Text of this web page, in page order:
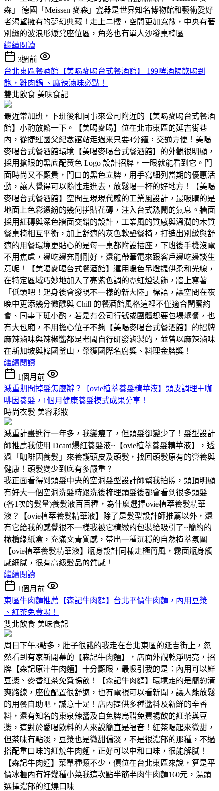
森」 德國「Meissen 麥森」瓷器是世界知名博物館和藝術愛好
者渴望擁有的夢幻典藏！走上二樓，空間更加寬敞，中央有著
別緻的波浪形矮凳座位區，角落也有單人沙發桌椅區
繼續閱讀
3週前
台北東區餐酒館【美喝麥喝台式餐酒館】 199啤酒暢飲喝到
飽，雞肉鍋 、麻辣滷味必點！
雙北飲食 美味食記
最近常加班，下班後和同事來公司附近的【美喝麥喝台式餐酒
館】小酌放鬆一下。【美喝麥喝】位在北市東區的延吉街巷
內，從捷運國父紀念館站走過來只要4分鐘，交通方便！美喝
麥喝台式餐酒館環境【美喝麥喝台式餐酒館】的外觀很明顯，
採用搶眼的黑底配黃色 Logo 設計招牌，一眼就能看到它。門
面時尚又不顯貴，門口的黑色立牌，用手寫細列當期的優惠活
動，讓人覺得可以隨性走進去，放鬆喝一杯的好地方！【美喝
麥喝台式餐酒館】空間呈現現代感的工業風設計，最吸睛的是
地面上色彩繽紛的幾何拼貼花磚，注入台式熱鬧的氣息。牆面
採用紅磚與深色牆面交錯的設計，工業風的質感與溫潤的木質
餐桌椅相互平衡，加上舒適的灰色軟墊餐椅，打造出別緻與舒
適的用餐環境更貼心的是每一桌都附設插座，下班後手機沒電
不用焦慮，邊吃邊充剛剛好，還能帶筆電來跟客戶邊吃邊談生
意呢！【美喝麥喝台式餐酒館】運用暖色吊燈提供柔和光線，
在特定區域巧妙地加入了亮紫色調的霓虹燈裝飾，牆上寫著
「低頭吧！起身後會發現不一樣的新大陸」標語，讓空間在夜
晚中更添幾分微醺與 Chill 的餐酒館風格這裡不僅適合閨蜜約
會、同事下班小酌，若是有公司行號或團體想要包場聚餐，也
有大包廂，不用擔心位子不夠【美喝麥喝台式餐酒館】的招牌
麻辣滷味與辣椒醬都是老闆自行研發滷製的，並曾以麻辣滷味
在新加坡與韓國釜山，榮獲國際名廚獎、料理金牌獎！
繼續閱讀
1個月前
減重期間掉髮怎麼辦？【ovie植萃養髮精華液】頭皮調理＋咖
啡因養髮，1個月健康養髮模式成果分享！
時尚衣髮 美容彩妝
減重計畫進行一年多，我變瘦了，但頭髮卻變少了！髮型設計
師推薦我使用 Dcard爆紅養髮液~【ovie植萃養髮精華液】，透
過「咖啡因養髮」來養護頭皮及頭髮，找回頭髮原有的營養與
健康！頭髮變少到底有多嚴重？
我正面看得到頭髮中央的空洞髮型設計師幫我拍照，頭頂明顯
有好大一個空洞洗髮時跟洗後梳理頭髮後都會看到很多頭髮
(各1次的髮量)養髮液百百種，為什麼選擇ovie植萃養髮精華
液？【ovie植萃養髮精華液】除了是髮型設計師推薦以外，還
有它給我的感覺很不一樣我被它精緻的包裝給吸引了~簡約的
橄欖綠紙盒，充滿文青質感，帶出一種沉穩的自然植萃氛圍
【ovie植萃養髮精華液】瓶身設計同樣走極簡風，霧面瓶身觸
感細膩，很有高級髮品的質感！
繼續閱讀
1個月前
東區牛肉麵推薦【森記牛肉麵】台北平價牛肉麵，內用豆漿
、紅茶免費喝！
雙北飲食 美味食記
周日下午3點多，肚子很餓的我走在台北東區的延吉街上，忽
然看到有家新開幕的【森記牛肉麵】，店面外觀乾淨明亮，招
牌【森記原汁牛肉麵】十分顯眼，最吸引我的是：內用可以鮮
豆漿、麥香紅茶免費暢飲！【森記牛肉麵】環境走的是簡約清
爽路線，座位配置很舒適，也有電視可以看新聞，讓人能放鬆
的用餐自助吧，誠意十足！店內提供多種醬料及新鮮的辛香
料，還有知名的東泉辣醬及白免牌烏醋免費暢飲的紅茶與豆
漿，這對於愛喝飲料的人來說簡直是福音！紅茶喝起來微甜，
但茶味有點淡，豆漿也是微甜偏淡，不是很濃郁的那種，不過
搭配重口味的紅燒牛肉麵，正好可以中和口味，很能解膩！
【森記牛肉麵】菜單種類不少，價位在台北東區來說，算是平
價冰櫃內有好幾種小菜我這次點半筋半肉牛肉麵160元，湯頭
選擇濃郁的紅燒口味